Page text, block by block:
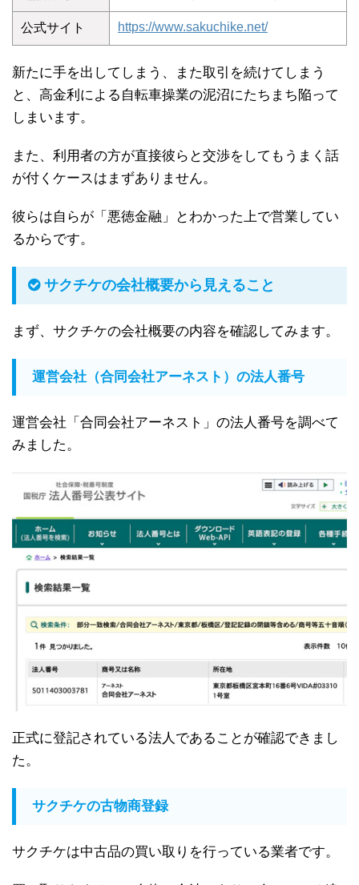
公式サイト https://www.sakuchike.net/
新たに手を出してしまう、また取引を続けてしまう
と、高金利による自転車操業の泥沼にたちまち陥って
しまいます。
また、利用者の方が直接彼らと交渉をしてもうまく話
が付くケースはまずありません。
彼らは自らが「悪徳金融」とわかった上で営業してい
るからです。
サクチケの会社概要から見えること
まず、サクチケの会社概要の内容を確認してみます。
運営会社（合同会社アーネスト）の法人番号
運営会社「合同会社アーネスト」の法人番号を調べて
みました。
正式に登記されている法人であることが確認できまし
た。
サクチケの古物商登録
サクチケは中古品の買い取りを行っている業者です。